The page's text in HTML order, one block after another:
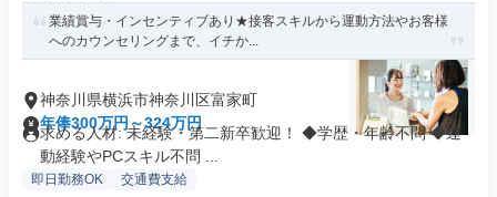
業績賞与・インセンティブあり★接客スキルから運動方法やお客様
へのカウンセリングまで、イチか...
神奈川県横浜市神奈川区富家町
年俸300万円～324万円
求める人材: 未経験・第二新卒歓迎！ ◆学歴・年齢不問 ◆運
動経験やPCスキル不問 ...
即日勤務OK 交通費支給